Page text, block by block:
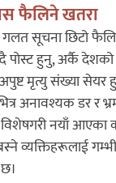
फैलिने खतरा
सूचना छिटो
पोस्ट हुनु, अर्कै
अपुष्ट मृत्यु संख्या
अनावश्यक डर र
नयाँ आएका
व्यक्तिहरूलाई